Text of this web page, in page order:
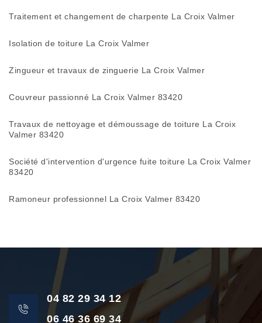
Traitement et changement de charpente La Croix Valmer
Isolation de toiture La Croix Valmer
Zingueur et travaux de zinguerie La Croix Valmer
Couvreur passionné La Croix Valmer 83420
Travaux de nettoyage et démoussage de toiture La Croix
Valmer 83420
Société d'intervention d'urgence fuite toiture La Croix Valmer
83420
Ramoneur professionnel La Croix Valmer 83420
04 82 29 34 12
06 46 36 69 34